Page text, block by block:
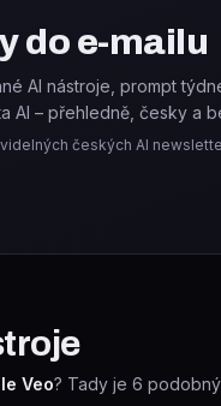
do e-mailu
AI nástroje, prompt
AI – přehledně, česky a
českých AI
Veo? Tady je 6